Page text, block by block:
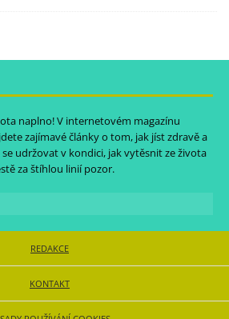
naplno! V internetovém magazínu
zajímavé články o tom, jak jíst zdravě a
udržovat v kondici, jak vytěsnit ze života
za štíhlou linií pozor.
REDAKCE
KONTAKT